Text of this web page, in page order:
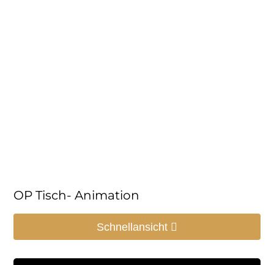
OP Tisch- Animation
Schnellansicht